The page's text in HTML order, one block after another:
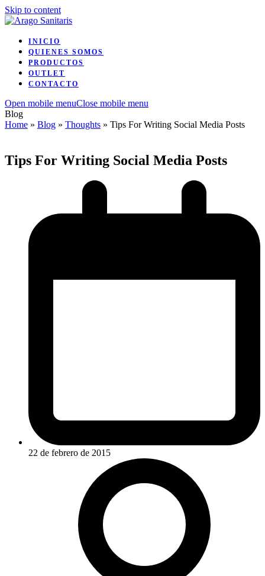
Skip to content
INICIO
QUIENES SOMOS
PRODUCTOS
OUTLET
CONTACTO
Open mobile menuClose mobile menu
Blog
Home » Blog » Thoughts » Tips For Writing Social Media Posts
Tips For Writing Social Media Posts
22 de febrero de 2015